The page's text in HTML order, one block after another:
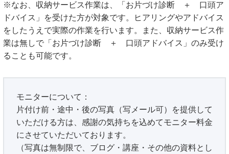
※なお、収納サービス作業は、「お片づけ診断 ＋ 口頭ア
ドバイス」を受けた方が対象です。ヒアリングやアドバイス
をしたうえで実際の作業を行います。また、収納サービス作
業は無しで「お片づけ診断 ＋ 口頭アドバイス」のみ受け
ることも可能です。
モニターについて：
片付け前・途中・後の写真（写メール可）を提供して
いただける方は、感謝の気持ちを込めてモニター料金
にさせていただいております。
（写真は無制限で、ブログ・講座・その他の資料とし